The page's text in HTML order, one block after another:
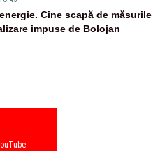
Cine scapă de măsurile
impuse de Bolojan